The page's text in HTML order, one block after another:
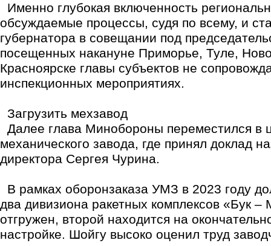
Именно глубокая включенность
обсуждаемые процессы, судя по всему, и
губернатора в совещании под
посещенных накануне Приморье, Туле,
Красноярске главы субъектов не
инспекционных мероприятиях.
Загрузить мехзавод
Далее глава Минобороны переместился в
механического завода, где принял доклад
директора Сергея Чурина.
В рамках оборонзаказа УМЗ в 2023 году
два дивизиона ракетных комплексов «Бук
отгружен, второй находится на
настройке. Шойгу высоко оценил труд